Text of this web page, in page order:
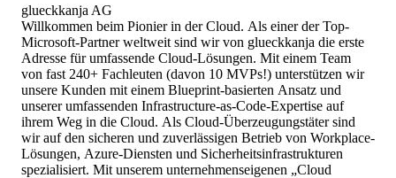
glueckkanja AG
Willkommen beim Pionier in der Cloud. Als einer der Top-
Microsoft-Partner weltweit sind wir von glueckkanja die erste
Adresse für umfassende Cloud-Lösungen. Mit einem Team
von fast 240+ Fachleuten (davon 10 MVPs!) unterstützen wir
unsere Kunden mit einem Blueprint-basierten Ansatz und
unserer umfassenden Infrastructure-as-Code-Expertise auf
ihrem Weg in die Cloud. Als Cloud-Überzeugungstäter sind
wir auf den sicheren und zuverlässigen Betrieb von Workplace-
Lösungen, Azure-Diensten und Sicherheitsinfrastrukturen
spezialisiert. Mit unserem unternehmenseigenen „Cloud